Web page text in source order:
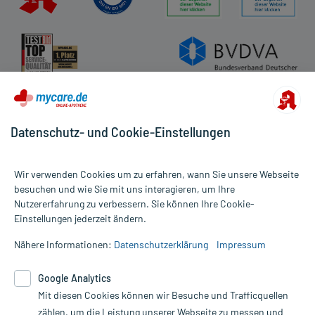
Alle Preise gelten inkl. MwSt., ggf. zzgl. Versandkosten
Informationen auf dieser Website werden ausschließlich für
die Untersuchung und Behandlung durch einen Arzt. Bitte
Therapien eingeleitet werden können. | Diese Webseite benutzt
Google Analytics. Lesen Sie bitte dazu die wichtigen Hinweise in
unserer Datenschutzerklärung. Für den Widerruf einer Bestellung
Datenschutz- und Cookie-Einstellungen
Wir verwenden Cookies um zu erfahren, wann Sie unsere Webseite
besuchen und wie Sie mit uns interagieren, um Ihre
Nutzererfahrung zu verbessern. Sie können Ihre Cookie-
Einstellungen jederzeit ändern.
Nähere Informationen: Datenschutzerklärung Impressum
Google Analytics
Mit diesen Cookies können wir Besuche und Trafficquellen
zählen, um die Leistung unserer Webseite zu messen und